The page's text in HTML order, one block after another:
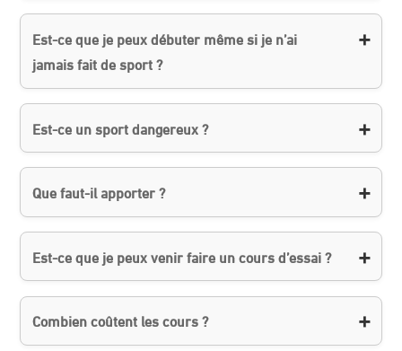
Est-ce que je peux débuter même si je n’ai
jamais fait de sport ?
Est-ce un sport dangereux ?
Que faut-il apporter ?
Est-ce que je peux venir faire un cours d’essai ?
Combien coûtent les cours ?